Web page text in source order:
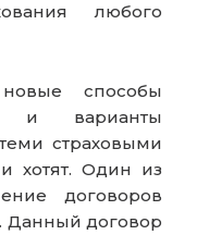
любого
способы
и варианты
страховыми
хотят. Один из
договоров
Данный договор